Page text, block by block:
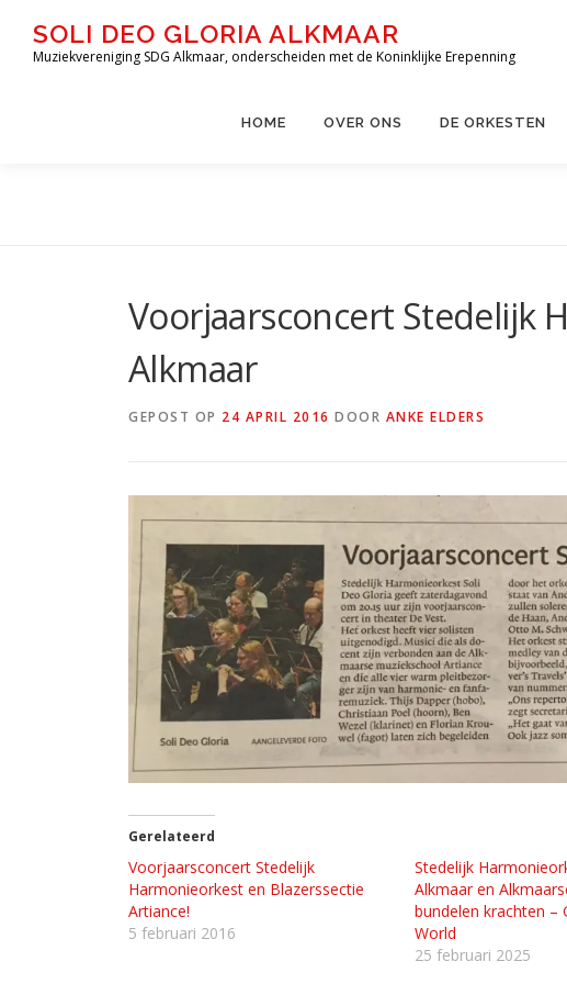
SOLI DEO GLORIA ALKMAAR
Muziekvereniging SDG Alkmaar, onderscheiden met de Koninklijke Erepenning
HOME OVER ONS DE ORKESTEN
Voorjaarsconcert Stedelijk
Alkmaar
GEPOST OP 24 APRIL 2016 DOOR ANKE ELDERS
Gerelateerd
Voorjaarsconcert Stedelijk
Harmonieorkest en Blazerssectie
Artiance!
5 februari 2016
Stedelijk
Alkmaar en
bundelen krachten –
World
25 februari 2025